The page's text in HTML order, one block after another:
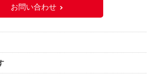
お問い合わせ